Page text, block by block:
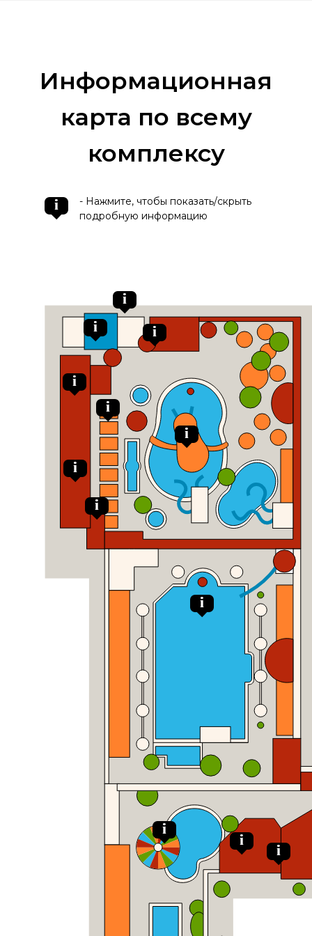
i
Информационная
карта по всему
комплексу
- Нажмите, чтобы показать/скрыть
подробную информацию
i i
i
i
i
i
i
i
i
i
i
i